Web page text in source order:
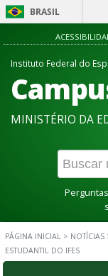
BRASIL
Instituto Federal do
MINISTÉRIO DA
PÁGINA INICIAL > NOTÍCIAS
ESTUDANTIL DO IFES